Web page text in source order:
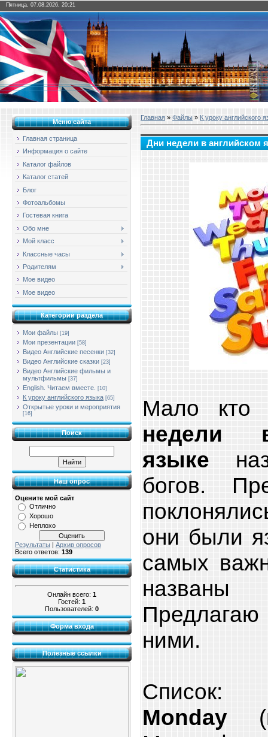
Пятница, 07.08.2026, 20:21
Меню сайта
Главная страница
Информация о сайте
Каталог файлов
Каталог статей
Блог
Фотоальбомы
Гостевая книга
Обо мне
Мой класс
Классные часы
Родителям
Мое видео
Мое видео
Категории раздела
Мои файлы [19]
Мои презентации [58]
Видео Английские песенки [32]
Видео Английские сказки [23]
Видео Английские фильмы и
мультфильмы [37]
English. Читаем вместе. [10]
К уроку английского языка [65]
Открытые уроки и мероприятия
[16]
Поиск
Наш опрос
Оцените мой сайт
Отлично
Хорошо
Неплохо
Результаты | Архив опросов
Всего ответов: 139
Статистика
Онлайн всего: 1
Гостей: 1
Пользователей: 0
Форма входа
Полезные ссылки
Главная » Файлы » К уроку английского
Дни недели в английском
Мало кто
недели
языке
богов.
они были
самых
ними.
Список:
Monday